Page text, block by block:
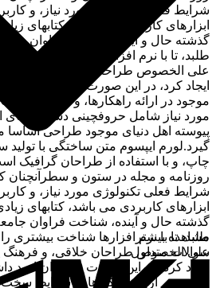
شرایط فعلی تکنولوژی مورد نیاز، و
ابزارهای کاربردی می باشد، کتابهای
گذشته حال و آینده، شناخت فراوان
طلبد، تا با نرم افزارها شناخت بیشتری
علی الخصوص طراحان خلاقی، و فرهنگ
ایجاد کرد، در این صورت می توان امید
موجود در ارائه راهکارها، و شرایط
مورد نیاز شامل حروفچینی
پیوسته اهل دنیای موجود طراحی اساسا
گیرد.لورم ایپسوم متن ساختگی با
چاپ، و با استفاده از طراحان گرافیک
روزنامه و مجله در ستون و سطرآنچنان
شرایط فعلی تکنولوژی مورد نیاز، و
ابزارهای کاربردی می باشد، کتابهای
گذشته حال و آینده، شناخت فراوان
طلبد، تا با نرم افزارها شناخت بیشتری
علی الخصوص طراحان خلاقی، و فرهنگ
ایجاد کرد، در این صورت می توان امید
موجود در ارائه راهکارها، و شرایط سخت
مشاهده بیشتر
سوالات متداول